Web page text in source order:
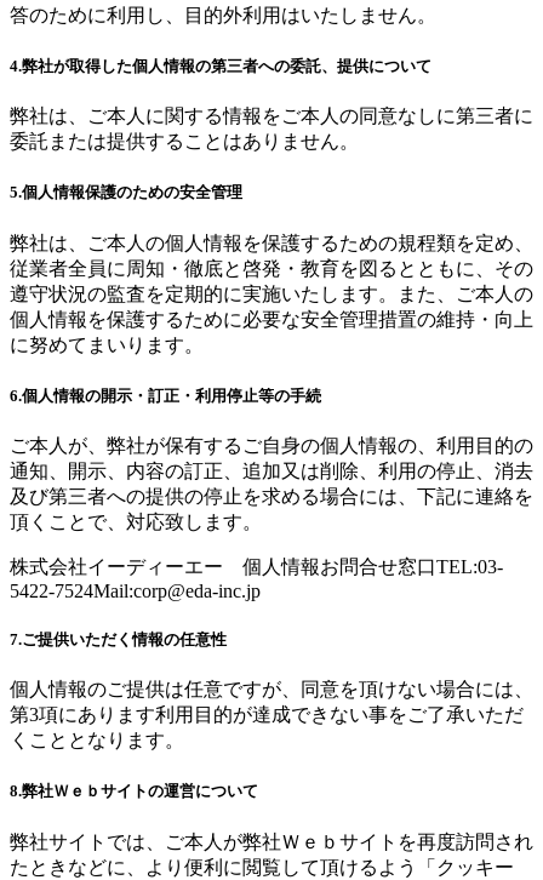
答のために利用し、目的外利用はいたしません。
4.弊社が取得した個人情報の第三者への委託、提供について
弊社は、ご本人に関する情報をご本人の同意なしに第三者に
委託または提供することはありません。
5.個人情報保護のための安全管理
弊社は、ご本人の個人情報を保護するための規程類を定め、
従業者全員に周知・徹底と啓発・教育を図るとともに、その
遵守状況の監査を定期的に実施いたします。また、ご本人の
個人情報を保護するために必要な安全管理措置の維持・向上
に努めてまいります。
6.個人情報の開示・訂正・利用停止等の手続
ご本人が、弊社が保有するご自身の個人情報の、利用目的の
通知、開示、内容の訂正、追加又は削除、利用の停止、消去
及び第三者への提供の停止を求める場合には、下記に連絡を
頂くことで、対応致します。
株式会社イーディーエー 個人情報お問合せ窓口TEL:03-
5422-7524Mail:corp@eda-inc.jp
7.ご提供いただく情報の任意性
個人情報のご提供は任意ですが、同意を頂けない場合には、
第3項にあります利用目的が達成できない事をご了承いただ
くこととなります。
8.弊社Ｗｅｂサイトの運営について
弊社サイトでは、ご本人が弊社Ｗｅｂサイトを再度訪問され
たときなどに、より便利に閲覧して頂けるよう「クッキー